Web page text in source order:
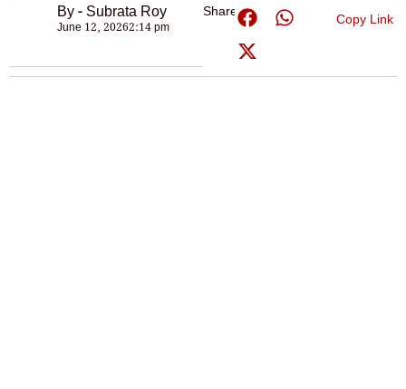
By - Subrata Roy
June 12, 20262:14 pm
Share: Copy Link